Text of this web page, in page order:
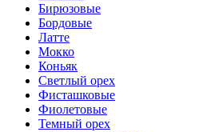
Бирюзовые
Бордовые
Латте
Мокко
Коньяк
Светлый орех
Фисташковые
Фиолетовые
Темный орех